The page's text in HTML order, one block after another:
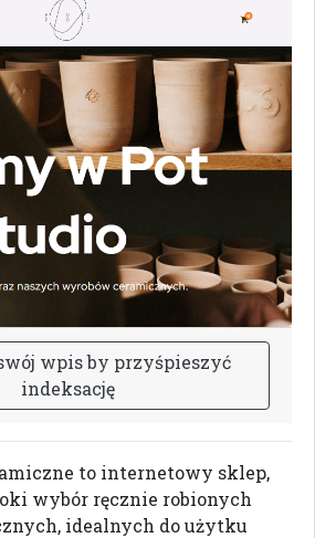
wój wpisby przyśpieszyć
indeksację
to internetowy sklep,
wybór ręcznie robionych
idealnych do użytku